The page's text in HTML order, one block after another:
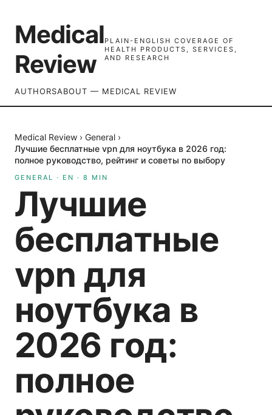
Medical
Review
PLAIN-ENGLISH COVERAGE OF
HEALTH PRODUCTS, SERVICES,
AND RESEARCH
AUTHORSABOUT — MEDICAL REVIEW
Medical Review › General ›
Лучшие бесплатные vpn для ноутбука в 2026 год:
полное руководство, рейтинг и советы по выбору
GENERAL · EN · 8 MIN
Лучшие
бесплатные
vpn для
ноутбука в
2026 год:
полное